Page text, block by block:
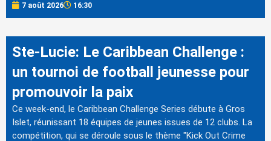
7 août 2026 16:30
Ste-Lucie: Le Caribbean Challenge :
un tournoi de football jeunesse pour
promouvoir la paix
Ce week-end, le Caribbean Challenge Series débute à Gros
Islet, réunissant 18 équipes de jeunes issues de 12 clubs. La
compétition, qui se déroule sous le thème "Kick Out Crime